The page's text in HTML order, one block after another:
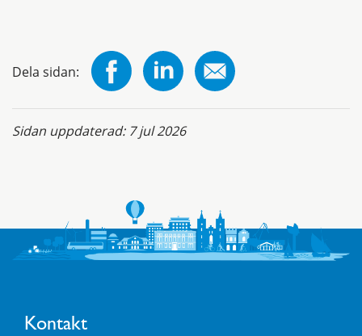
Dela sidan:
Sidan uppdaterad: 7 jul 2026
Kontakt